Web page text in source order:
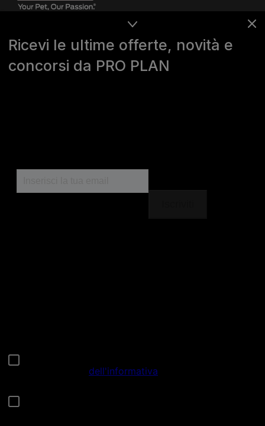
Ricevi le ultime offerte, novità e
concorsi da PRO PLAN
Seguici
Segnalazioni